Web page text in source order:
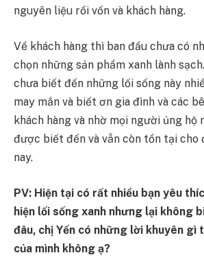
nguyên liệu rồi vốn và khách hàng.
Về khách hàng thì ban đầu chưa có
chọn những sản phẩm xanh lành
chưa biết đến những lối sống này
may mắn và biết ơn gia đình và các
khách hàng và nhờ mọi người ủng hộ
được biết đến và vẫn còn tồn tại cho
nay.
PV: Hiện tại có rất nhiều bạn yêu
hiện lối sống xanh nhưng lại không
đâu, chị Yến có những lời khuyên gì
của mình không ạ?